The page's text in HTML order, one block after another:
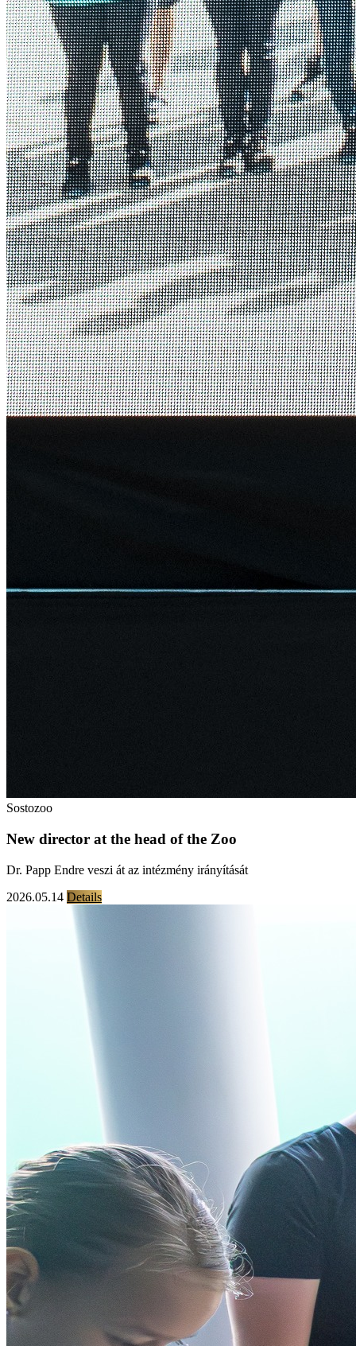
Sostozoo
New director at the head of the Zoo
Dr. Papp Endre veszi át az intézmény irányítását
2026.05.14 Details